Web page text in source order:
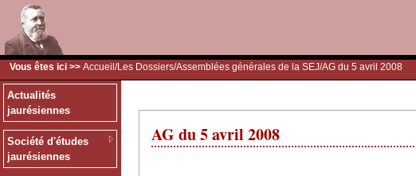
Vous êtes ici >> Accueil /Les Dossiers/Assemblées générales de la SEJ/AG du 5 avril 2008
Actualités
jaurésiennes
Société d'études
jaurésiennes
AG du 5 avril 2008